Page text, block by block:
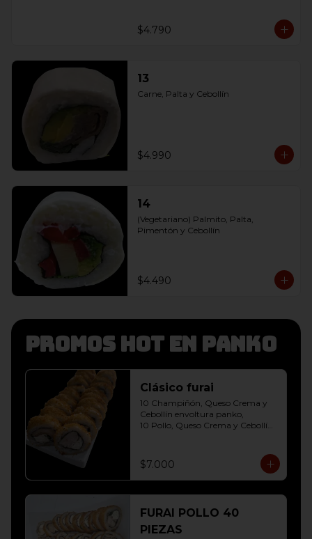
$4.790
13
Carne, Palta y Cebollín
$4.990
14
(Vegetariano) Palmito, Palta,
Pimentón y Cebollín
$4.490
Promos hot en panko
Clásico furai
10 Champiñón, Queso Crema y
Cebollín envoltura panko,
10 Pollo, Queso Crema y Cebollín
$7.000
FURAI POLLO 40
PIEZAS